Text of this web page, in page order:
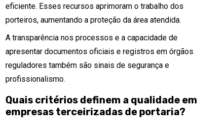
eficiente. Esses recursos aprimoram o trabalho dos
porteiros, aumentando a proteção da área atendida.
A transparência nos processos e a capacidade de
apresentar documentos oficiais e registros em órgãos
reguladores também são sinais de segurança e
profissionalismo.
Quais critérios definem a qualidade em
empresas terceirizadas de portaria?